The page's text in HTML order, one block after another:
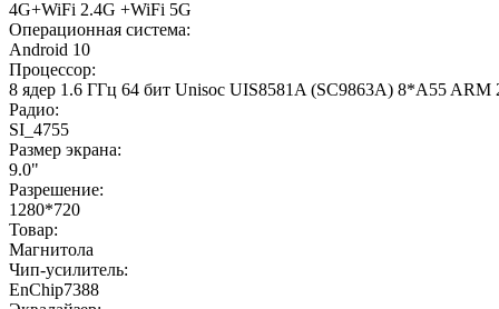
4G+WiFi 2.4G +WiFi 5G
Операционная система:
Android 10
Процессор:
8 ядер 1.6 ГГц 64 бит Unisoc UIS8581A (SC9863A) 8*A55 ARM
Радио:
SI_4755
Размер экрана:
9.0"
Разрешение:
1280*720
Товар:
Магнитола
Чип-усилитель:
EnChip7388